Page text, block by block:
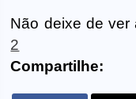
Não deixe de ver
2
Compartilhe: